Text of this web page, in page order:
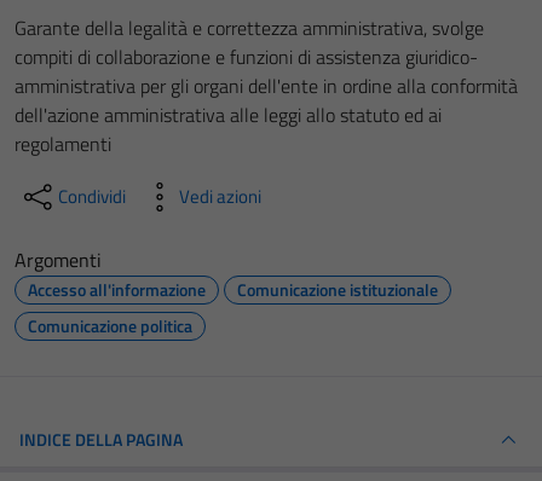
Garante della legalità e correttezza amministrativa, svolge
compiti di collaborazione e funzioni di assistenza giuridico-
amministrativa per gli organi dell'ente in ordine alla conformità
dell'azione amministrativa alle leggi allo statuto ed ai
regolamenti
Condividi Vedi azioni
Argomenti
Accesso all'informazione
Comunicazione istituzionale
Comunicazione politica
INDICE DELLA PAGINA